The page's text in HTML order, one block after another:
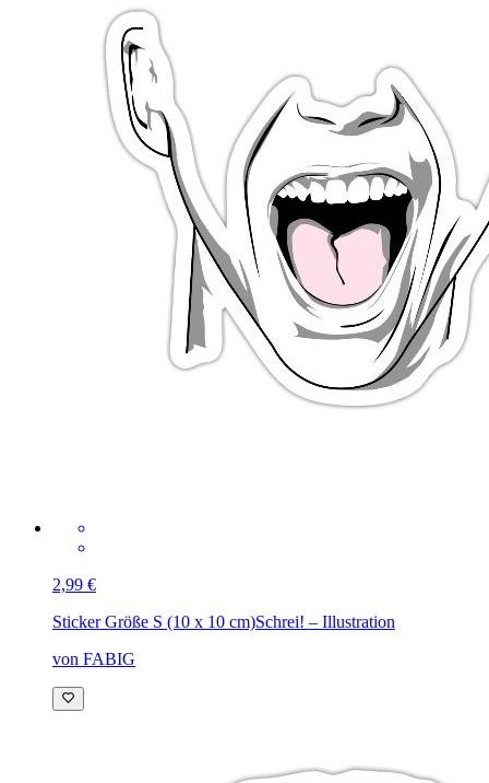
2,99 €
Sticker Größe S (10 x 10 cm)Schrei! – Illustration
von FABIG